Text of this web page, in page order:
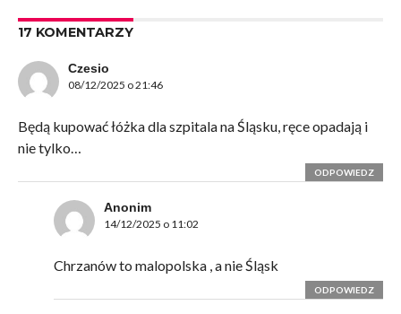
17 KOMENTARZY
Czesio
08/12/2025 o 21:46
Będą kupować łóżka dla szpitala na Śląsku, ręce opadają i
nie tylko…
ODPOWIEDZ
Anonim
14/12/2025 o 11:02
Chrzanów to malopolska , a nie Śląsk
ODPOWIEDZ